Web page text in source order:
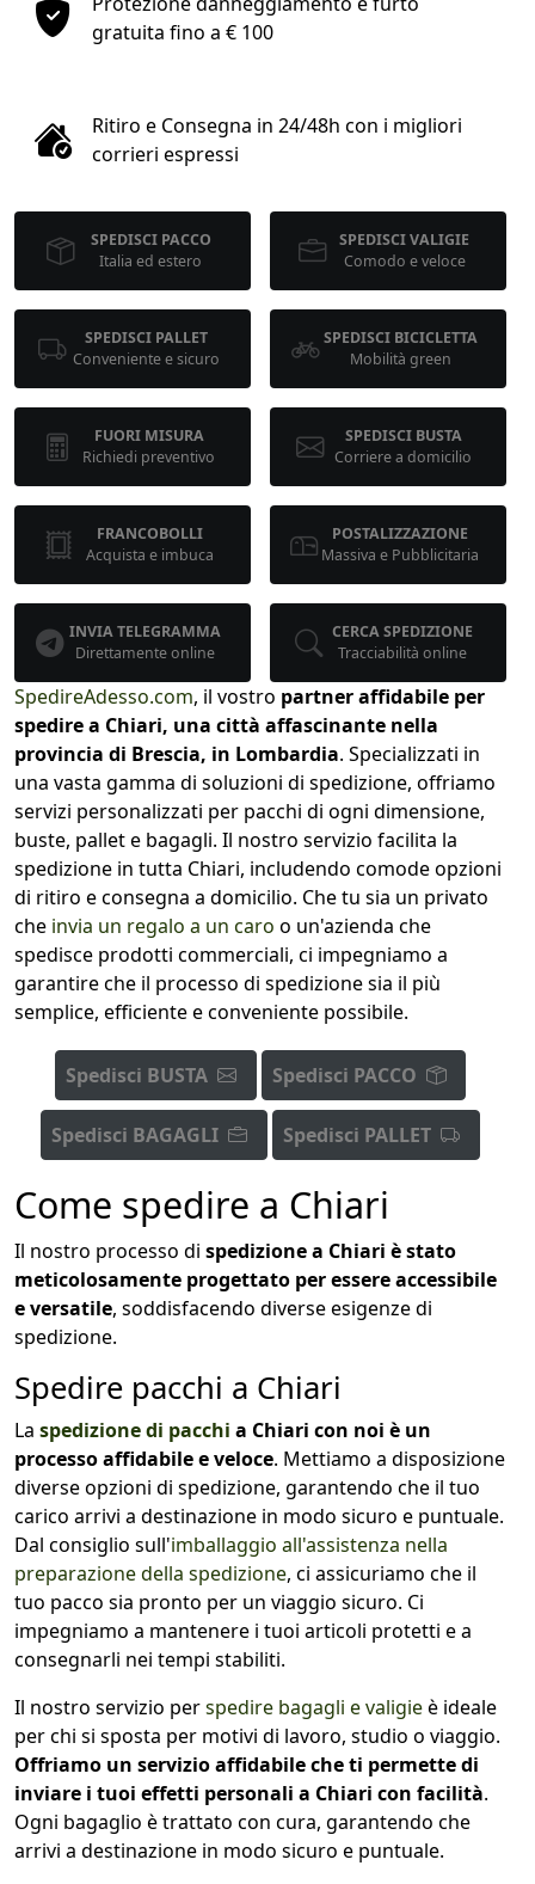
1
kg
cm
calcola
gratuita fino a € 100
Ritiro e Consegna in 24/48h con i migliori
corrieri espressi
SPEDISCI PACCO
Italia ed estero
SPEDISCI VALIGIE
Comodo e veloce
SPEDISCI PALLET
Conveniente e sicuro
SPEDISCI BICICLETTA
Mobilità green
FUORI MISURA
Richiedi preventivo
SPEDISCI BUSTA
Corriere a domicilio
FRANCOBOLLI
Acquista e imbuca
POSTALIZZAZIONE
Massiva e Pubblicitaria
INVIA TELEGRAMMA
Direttamente online
CERCA SPEDIZIONE
Tracciabilità online
SpedireAdesso.com, il vostro partner affidabile per
spedire a Chiari, una città affascinante nella
provincia di Brescia, in Lombardia. Specializzati in
una vasta gamma di soluzioni di spedizione, offriamo
servizi personalizzati per pacchi di ogni dimensione,
buste, pallet e bagagli. Il nostro servizio facilita la
spedizione in tutta Chiari, includendo comode opzioni
di ritiro e consegna a domicilio. Che tu sia un privato
che invia un regalo a un caro o un'azienda che
spedisce prodotti commerciali, ci impegniamo a
garantire che il processo di spedizione sia il più
semplice, efficiente e conveniente possibile.
Spedisci BUSTA Spedisci PACCO
Spedisci BAGAGLI Spedisci PALLET
Come spedire a Chiari
Il nostro processo di spedizione a Chiari è stato
meticolosamente progettato per essere accessibile
e versatile, soddisfacendo diverse esigenze di
spedizione.
Spedire pacchi a Chiari
La spedizione di pacchi a Chiari con noi è un
processo affidabile e veloce. Mettiamo a disposizione
diverse opzioni di spedizione, garantendo che il tuo
carico arrivi a destinazione in modo sicuro e puntuale.
Dal consiglio sull'imballaggio all'assistenza nella
preparazione della spedizione, ci assicuriamo che il
tuo pacco sia pronto per un viaggio sicuro. Ci
impegniamo a mantenere i tuoi articoli protetti e a
consegnarli nei tempi stabiliti.
Il nostro servizio perspedire bagagli e valigieè ideale
per chi si sposta per motivi di lavoro, studio o viaggio.
Offriamo un servizio affidabile che ti permette di
inviare i tuoi effetti personali a Chiari con facilità.
Ogni bagaglio è trattato con cura, garantendo che
arrivi a destinazione in modo sicuro e puntuale.